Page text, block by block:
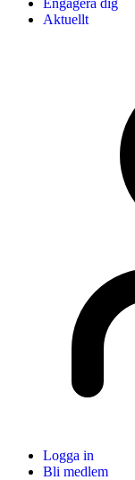
Engagera dig
Aktuellt
Logga in
Bli medlem